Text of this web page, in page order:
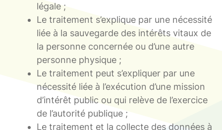
légale ;
Le traitement s’explique par une nécessité
liée à la sauvegarde des intérêts vitaux de
la personne concernée ou d’une autre
personne physique ;
Le traitement peut s’expliquer par une
nécessité liée à l’exécution d’une mission
d’intérêt public ou qui relève de l’exercice
de l’autorité publique ;
Le traitement et la collecte des données à